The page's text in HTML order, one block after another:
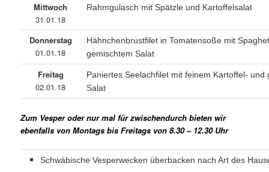
Mittwoch
31.01.18
Rahmgulasch mit Spätzle und Kartoffelsalat
Donnerstag
01.01.18
Hähnchenbrustfilet in Tomatensoße mit
gemischtem Salat
Freitag
02.01.18
Paniertes Seelachfilet mit feinem Kartoffel- und
Salat
Zum Vesper oder nur mal für zwischendurch bieten wir
ebenfalls von Montags bis Freitags von 8.30 – 12.30 Uhr
Schwäbische Vesperwecken überbacken nach Art des